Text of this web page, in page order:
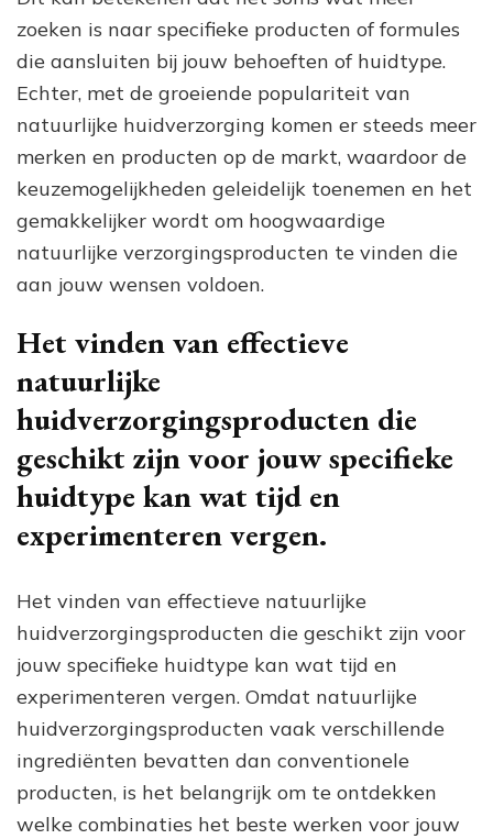
zoeken is naar specifieke producten of formules
die aansluiten bij jouw behoeften of huidtype.
Echter, met de groeiende populariteit van
natuurlijke huidverzorging komen er steeds meer
merken en producten op de markt, waardoor de
keuzemogelijkheden geleidelijk toenemen en het
gemakkelijker wordt om hoogwaardige
natuurlijke verzorgingsproducten te vinden die
aan jouw wensen voldoen.
Het vinden van effectieve
natuurlijke
huidverzorgingsproducten die
geschikt zijn voor jouw specifieke
huidtype kan wat tijd en
experimenteren vergen.
Het vinden van effectieve natuurlijke
huidverzorgingsproducten die geschikt zijn voor
jouw specifieke huidtype kan wat tijd en
experimenteren vergen. Omdat natuurlijke
huidverzorgingsproducten vaak verschillende
ingrediënten bevatten dan conventionele
producten, is het belangrijk om te ontdekken
welke combinaties het beste werken voor jouw